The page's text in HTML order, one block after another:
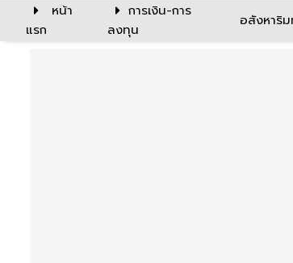
หน้า
แรก
การเงิน-การ
ลงทุน
อสังหาริ